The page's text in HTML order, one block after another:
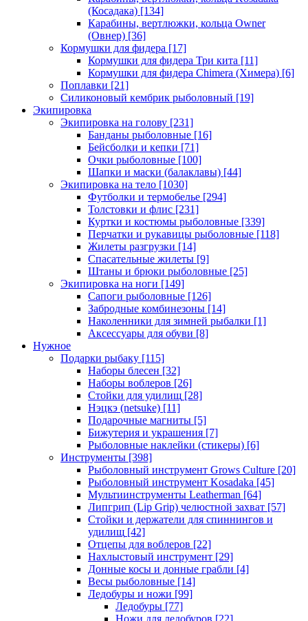
(Косадака) [134]
Карабины, вертлюжки, кольца Owner
(Овнер) [36]
Кормушки для фидера [17]
Кормушки для фидера Три кита [11]
Кормушки для фидера Chimera (Химера) [6]
Поплавки [21]
Силиконовый кембрик рыболовный [19]
Экипировка
Экипировка на голову [231]
Банданы рыболовные [16]
Бейсболки и кепки [71]
Очки рыболовные [100]
Шапки и маски (балаклавы) [44]
Экипировка на тело [1030]
Футболки и термобелье [294]
Толстовки и флис [231]
Куртки и костюмы рыболовные [339]
Перчатки и рукавицы рыболовные [118]
Жилеты разгрузки [14]
Спасательные жилеты [9]
Штаны и брюки рыболовные [25]
Экипировка на ноги [149]
Сапоги рыболовные [126]
Забродные комбинезоны [14]
Наколенники для зимней рыбалки [1]
Аксессуары для обуви [8]
Нужное
Подарки рыбаку [115]
Наборы блесен [32]
Наборы воблеров [26]
Стойки для удилищ [28]
Нэцкэ (netsuke) [11]
Подарочные магниты [5]
Бижутерия и украшения [7]
Рыболовные наклейки (стикеры) [6]
Инструменты [398]
Рыболовный инструмент Grows Culture [20]
Рыболовный инструмент Kosadaka [45]
Мультиинструменты Leatherman [64]
Липгрип (Lip Grip) челюстной захват [57]
Стойки и держатели для спиннингов и
удилищ [42]
Отцепы для воблеров [22]
Нахлыстовый инструмент [29]
Донные косы и донные грабли [4]
Весы рыболовные [14]
Ледобуры и ножи [99]
Ледобуры [77]